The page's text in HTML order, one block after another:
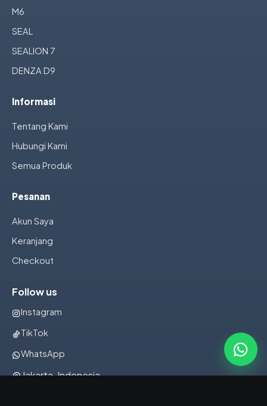
M6
SEAL
SEALION 7
DENZA D9
Informasi
Tentang Kami
Hubungi Kami
Semua Produk
Pesanan
Akun Saya
Keranjang
Checkout
Follow us
Instagram
TikTok
WhatsApp
Jakarta, Indonesia